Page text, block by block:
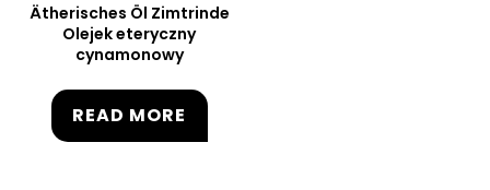
Ätherisches Öl Zimtrinde
Olejek eteryczny
cynamonowy
READ MORE